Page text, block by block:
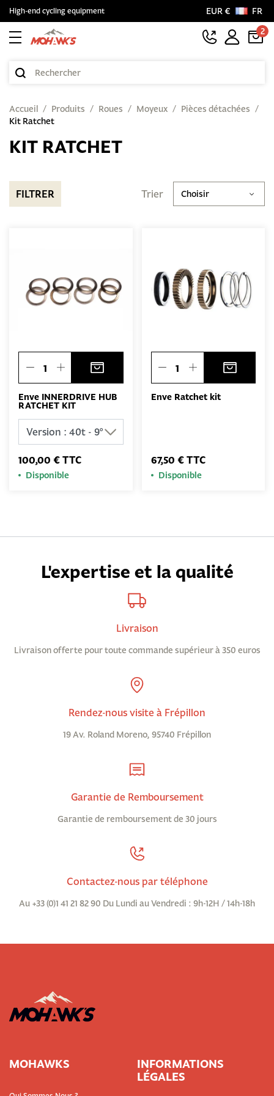
High-end cycling equipment EUR €
FR
2
Accueil Produits Roues Moyeux
Pièces détachées
Kit Ratchet
KIT RATCHET
FILTRER Trier Choisir
Enve INNERDRIVE HUB
RATCHET KIT
100,00 € TTC
Disponible
Enve Ratchet kit
67,50 € TTC
Disponible
L'expertise et la qualité
Livraison
Livraison offerte pour toute commande supérieur à 350 euros
Rendez-nous visite à Frépillon
19 Av. Roland Moreno, 95740 Frépillon
Garantie de Remboursement
Garantie de remboursement de 30 jours
Contactez-nous par téléphone
Au +33 (0)1 41 21 82 90 Du Lundi au Vendredi : 9h-12H / 14h-18h
MOHAWKS
INFORMATIONS
LÉGALES